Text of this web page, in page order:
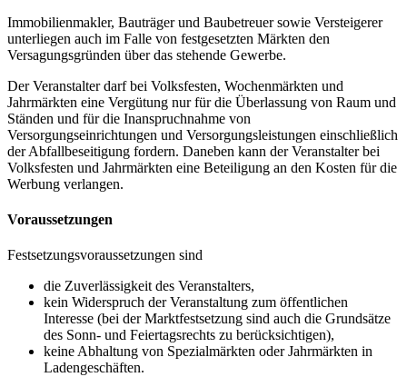
Immobilienmakler, Bauträger und Baubetreuer sowie Versteigerer
unterliegen auch im Falle von festgesetzten Märkten den
Versagungsgründen über das stehende Gewerbe.
Der Veranstalter darf bei Volksfesten, Wochenmärkten und
Jahrmärkten eine Vergütung nur für die Überlassung von Raum und
Ständen und für die Inanspruchnahme von
Versorgungseinrichtungen und Versorgungsleistungen einschließlich
der Abfallbeseitigung fordern. Daneben kann der Veranstalter bei
Volksfesten und Jahrmärkten eine Beteiligung an den Kosten für die
Werbung verlangen.
Voraussetzungen
Festsetzungsvoraussetzungen sind
die Zuverlässigkeit des Veranstalters,
kein Widerspruch der Veranstaltung zum öffentlichen
Interesse (bei der Marktfestsetzung sind auch die Grundsätze
des Sonn- und Feiertagsrechts zu berücksichtigen),
keine Abhaltung von Spezialmärkten oder Jahrmärkten in
Ladengeschäften.